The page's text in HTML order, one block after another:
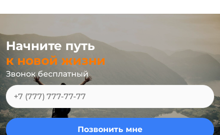
Начните путь
к новой жизни
Звонок бесплатный
Позвонить мне